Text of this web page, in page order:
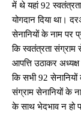
में थे यहां 92
योगदान दिया था।
सेनानियों के नाम पर
कि स्वतंत्रता संग्राम
आपत्ति उठाकर
कि सभी 92 सेनानियों
संग्राम सेनानियों के
के साथ भेदभाव न हो